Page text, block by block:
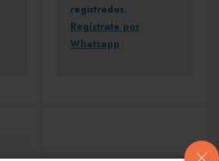
registrados.
Regístrate por
Whatsapp